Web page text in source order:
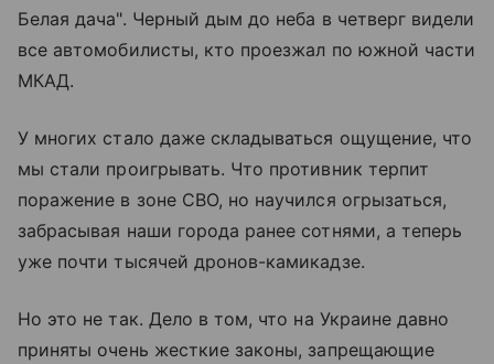
Белая дача". Черный дым до неба в четверг видели
все автомобилисты, кто проезжал по южной части
МКАД.
У многих стало даже складываться ощущение, что
мы стали проигрывать. Что противник терпит
поражение в зоне СВО, но научился огрызаться,
забрасывая наши города ранее сотнями, а теперь
уже почти тысячей дронов-камикадзе.
Но это не так. Дело в том, что на Украине давно
приняты очень жесткие законы, запрещающие